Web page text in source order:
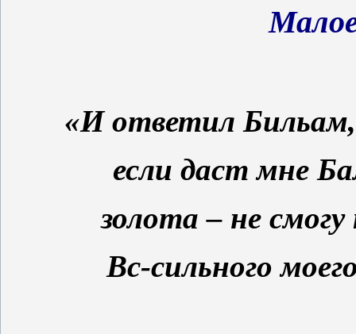
«И ответил
если даст мне
золота – не
Вс-сильного